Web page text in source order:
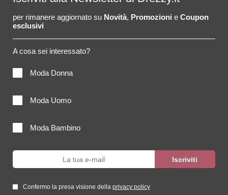
per rimanere aggiornato su Novità, Promozioni e Coupon
esclusivi
A cosa sei interessato?
Moda Donna
Moda Uomo
Moda Bambino
Confermo la presa visione della privacy policy